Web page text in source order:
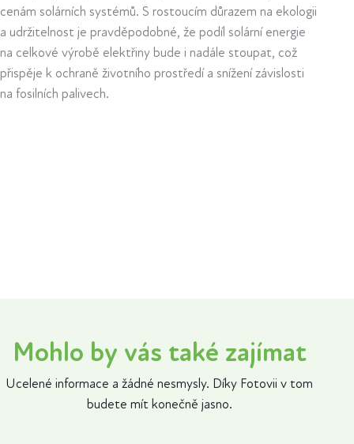
cenám solárních systémů. S rostoucím důrazem na ekologii
a udržitelnost je pravděpodobné, že podíl solární energie
na celkové výrobě elektřiny bude i nadále stoupat, což
přispěje k ochraně životního prostředí a snížení závislosti
na fosilních palivech.
Mohlo by vás také zajímat
Ucelené informace a žádné nesmysly. Díky Fotovii v tom
budete mít konečně jasno.